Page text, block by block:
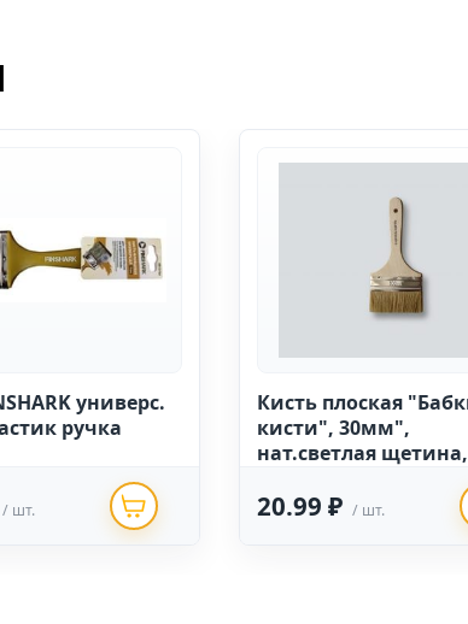
универс.
ручка
/ шт.
Кисть плоская "Бабкины
кисти", 30мм",
нат.светлая щетина,
20.99 ₽ / шт.